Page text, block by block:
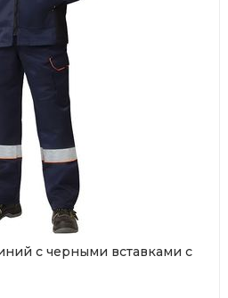
с черными вставками с